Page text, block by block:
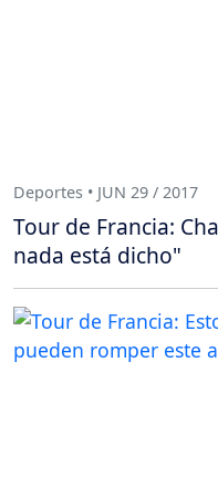
Deportes • JUN 29 / 2017
Tour de Francia:
nada está dicho"